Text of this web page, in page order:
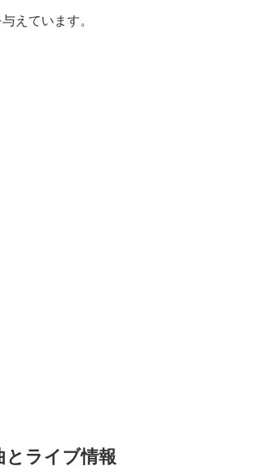
えています。
とライブ情報